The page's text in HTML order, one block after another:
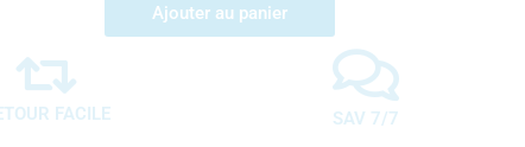
Ajouter au panier
FACILE
SAV 7/7